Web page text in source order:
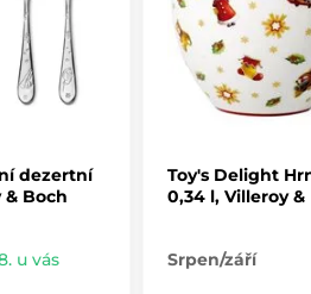
svými tradičními
motivy a nápadnými tvary.
den ve sváteční náladě -
je díky svým okouzlujícím
celém světě
v kategoriích
dezertní
Boch
u vás
Toy's Delight
0,34 l, Villeroy &
Srpen/září